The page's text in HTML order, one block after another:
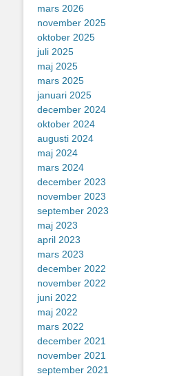
mars 2026
november 2025
oktober 2025
juli 2025
maj 2025
mars 2025
januari 2025
december 2024
oktober 2024
augusti 2024
maj 2024
mars 2024
december 2023
november 2023
september 2023
maj 2023
april 2023
mars 2023
december 2022
november 2022
juni 2022
maj 2022
mars 2022
december 2021
november 2021
september 2021